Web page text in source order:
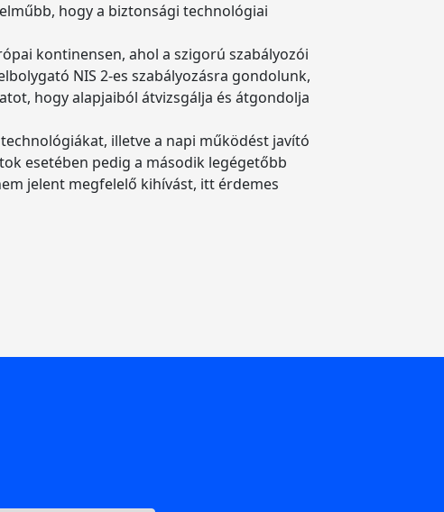
hogy a biztonsági technológiai
kontinensen, ahol a szigorú szabályozói
NIS 2-es szabályozásra gondolunk,
hogy alapjaiból átvizsgálja és átgondolja
illetve a napi működést javító
esetében pedig a második legégetőbb
jelent megfelelő kihívást, itt érdemes